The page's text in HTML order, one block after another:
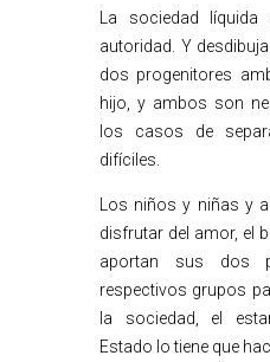
La sociedad
autoridad. Y
dos progenitores
hijo, y ambos son
los casos de
difíciles.
Los niños y niñas y
disfrutar del amor, el
aportan sus dos
respectivos grupos
la sociedad, el
Estado lo tiene que